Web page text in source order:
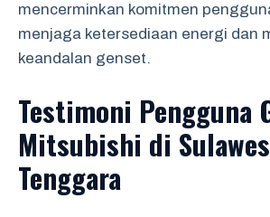
mencerminkan komitmen
menjaga ketersediaan energi dan
keandalan genset.
Testimoni Pengguna
Mitsubishi di
Tenggara